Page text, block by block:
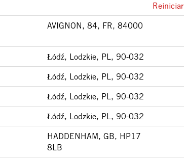
Reiniciar
AVIGNON, 84, FR, 84000
Łódź, Lodzkie, PL, 90-032
Łódź, Lodzkie, PL, 90-032
Łódź, Lodzkie, PL, 90-032
Łódź, Lodzkie, PL, 90-032
HADDENHAM, GB, HP17
8LB